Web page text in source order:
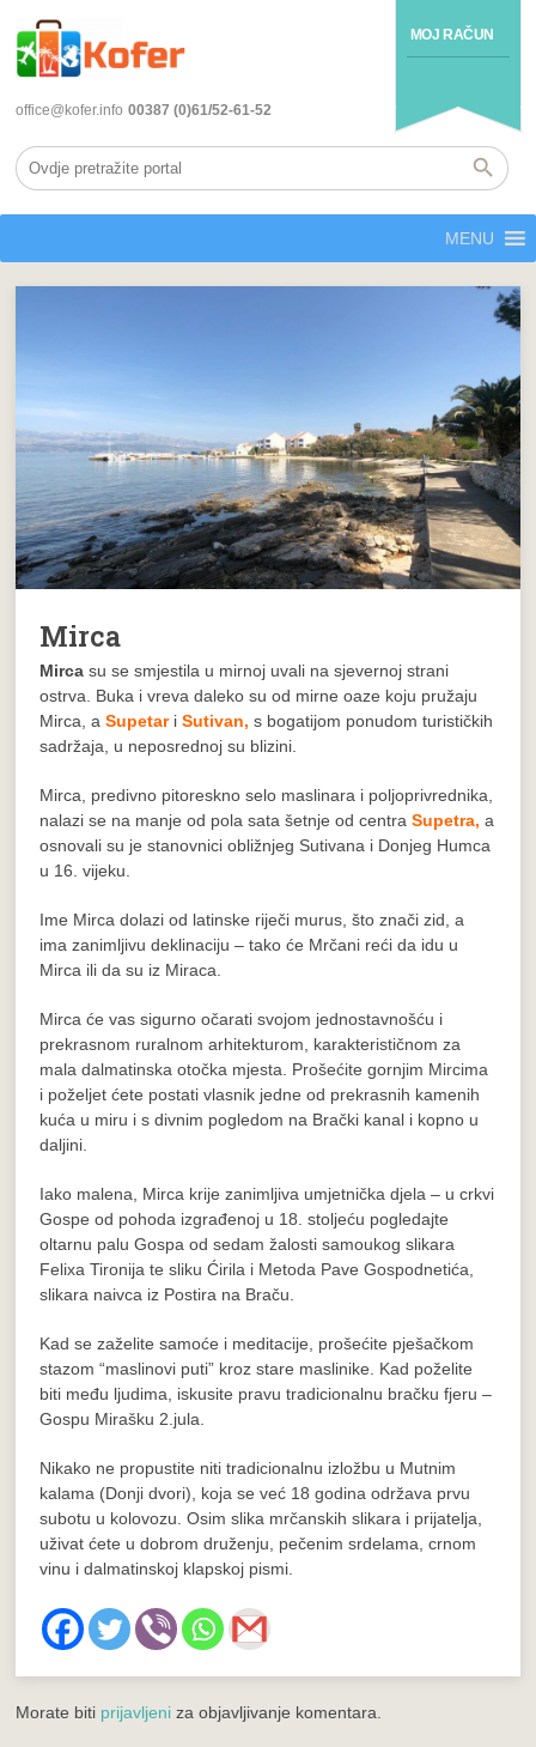
MOJ RAČUN
office@kofer.info 00387 (0)61/52-61-52
MENU
Mirca
Mirca su se smjestila u mirnoj uvali na sjevernoj strani
ostrva. Buka i vreva daleko su od mirne oaze koju pružaju
Mirca, aSupetariSutivan, s bogatijom ponudom turističkih
sadržaja, u neposrednoj su blizini.
Mirca, predivno pitoreskno selo maslinara i poljoprivrednika,
nalazi se na manje od pola sata šetnje od centraSupetra, a
osnovali su je stanovnici obližnjeg Sutivana i Donjeg Humca
u 16. vijeku.
Ime Mirca dolazi od latinske riječi murus, što znači zid, a
ima zanimljivu deklinaciju – tako će Mrčani reći da idu u
Mirca ili da su iz Miraca.
Mirca će vas sigurno očarati svojom jednostavnošću i
prekrasnom ruralnom arhitekturom, karakterističnom za
mala dalmatinska otočka mjesta. Prošećite gornjim Mircima
i poželjet ćete postati vlasnik jedne od prekrasnih kamenih
kuća u miru i s divnim pogledom na Brački kanal i kopno u
daljini.
Iako malena, Mirca krije zanimljiva umjetnička djela – u crkvi
Gospe od pohoda izgrađenoj u 18. stoljeću pogledajte
oltarnu palu Gospa od sedam žalosti samoukog slikara
Felixa Tironija te sliku Ćirila i Metoda Pave Gospodnetića,
slikara naivca iz Postira na Braču.
Kad se zaželite samoće i meditacije, prošećite pješačkom
stazom “maslinovi puti” kroz stare maslinike. Kad poželite
biti među ljudima, iskusite pravu tradicionalnu bračku fjeru –
Gospu Mirašku 2.jula.
Nikako ne propustite niti tradicionalnu izložbu u Mutnim
kalama (Donji dvori), koja se već 18 godina održava prvu
subotu u kolovozu. Osim slika mrčanskih slikara i prijatelja,
uživat ćete u dobrom druženju, pečenim srdelama, crnom
vinu i dalmatinskoj klapskoj pismi.
Morate biti prijavljeni za objavljivanje komentara.